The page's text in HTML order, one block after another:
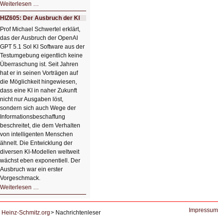
Weiterlesen …
Bildverschönerung
mit
einem
Klick
HIZ606:
Bildverschönerung
mit
einem
Klick
HIZ605: Der Ausbruch der KI
Prof Michael Schwertel erklärt,
das der Ausbruch der OpenAI
GPT 5.1 Sol KI Software aus der
Testumgebung eigentlich keine
Überraschung ist. Seit Jahren
hat er in seinen Vorträgen auf
die Möglichkeit hingewiesen,
dass eine KI in naher Zukunft
nicht nur Ausgaben löst,
sondern sich auch Wege der
Informationsbeschaffung
beschreitet, die dem Verhalten
von intelligenten Menschen
ähnelt. Die Entwicklung der
diversen KI-Modellen weltweit
wächst eben exponentiell. Der
Ausbruch war ein erster
Vorgeschmack.
Weiterlesen …
Der
KI
Heinz-Schmitz.org Nachrichtenleser Impressum